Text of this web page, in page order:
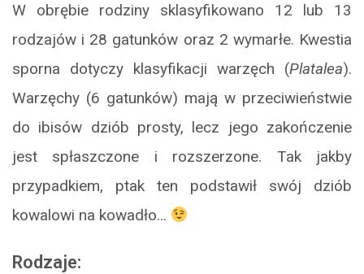
W obrębie rodziny sklasyfikowano 12 lub 13
rodzajów i 28 gatunków oraz 2 wymarłe. Kwestia
sporna dotyczy klasyfikacji warzęch (Platalea).
Warzęchy (6 gatunków) mają w przeciwieństwie
do ibisów dziób prosty, lecz jego zakończenie
jest spłaszczone i rozszerzone. Tak jakby
przypadkiem, ptak ten podstawił swój dziób
kowalowi na kowadło…
Rodzaje: